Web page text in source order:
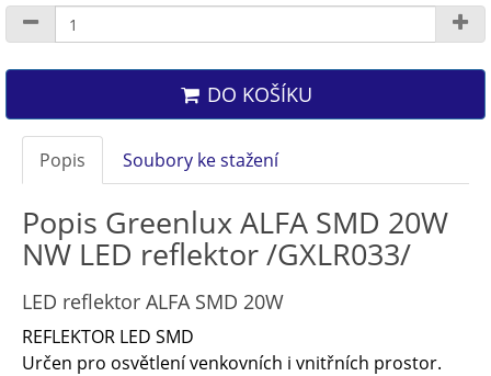
DO KOŠÍKU
Popis Soubory ke stažení
Popis Greenlux ALFA SMD 20W
NW LED reflektor /GXLR033/
LED reflektor ALFA SMD 20W
REFLEKTOR LED SMD
Určen pro osvětlení venkovních i vnitřních prostor.